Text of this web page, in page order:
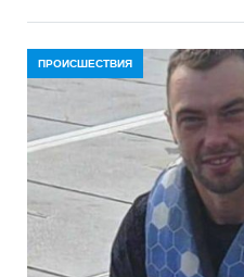
ПРОИСШЕСТВИЯ